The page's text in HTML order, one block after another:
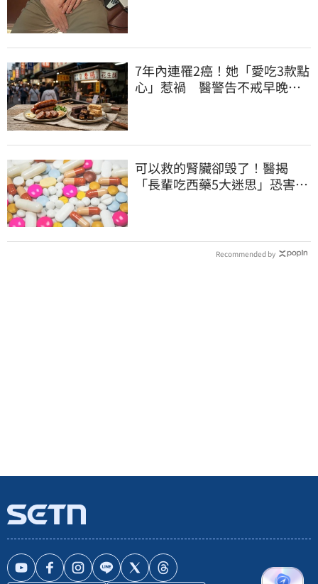
7年內連罹2癌！她「愛吃3款點
心」惹禍 醫警告不戒早晚有
可以救的腎臟卻毁了！醫揭
「長輩吃西藥5大迷思」恐害洗
Recommended by